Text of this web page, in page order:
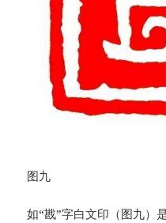
图九
如“戡”字白文印（图九）